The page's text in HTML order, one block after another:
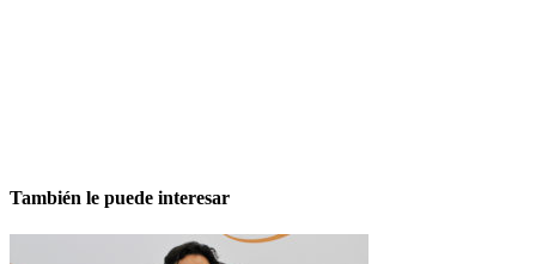
También le puede interesar